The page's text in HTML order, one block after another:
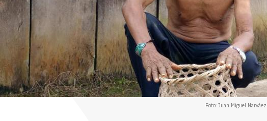
Foto: Juan Miguel Narváez